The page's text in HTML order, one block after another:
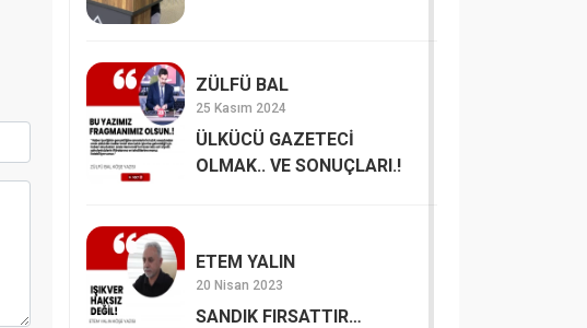
ZÜLFÜ BAL
25 Kasım 2024
ÜLKÜCÜ GAZETECİ
OLMAK.. VE SONUÇLARI.!
ETEM YALIN
20 Nisan 2023
SANDIK FIRSATTIR…